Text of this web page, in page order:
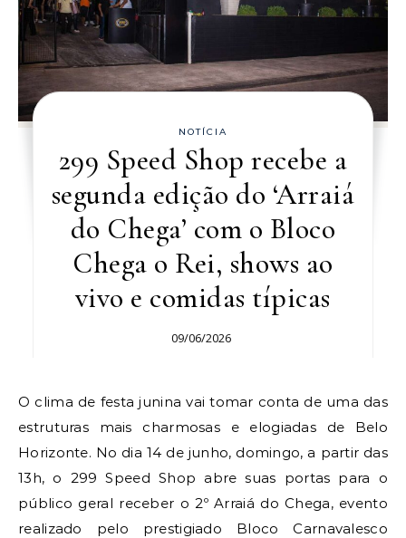
NOTÍCIA
299 Speed Shop recebe a
segunda edição do ‘Arraiá
do Chega’ com o Bloco
Chega o Rei, shows ao
vivo e comidas típicas
09/06/2026
O clima de festa junina vai tomar conta de uma das
estruturas mais charmosas e elogiadas de Belo
Horizonte. No dia 14 de junho, domingo, a partir das
13h, o 299 Speed Shop abre suas portas para o
público geral receber o 2º Arraiá do Chega, evento
realizado pelo prestigiado Bloco Carnavalesco